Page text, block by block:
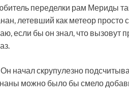
переделки рам Мериды
летевший как метеор
если бы он знал, что вызовут
начал скрупулезно
можно было бы смело